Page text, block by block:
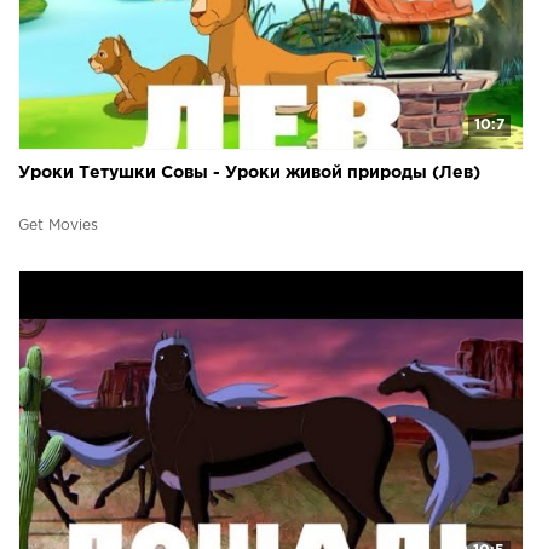
10:7
Уроки Тетушки Совы - Уроки живой природы (Лев)
Get Movies